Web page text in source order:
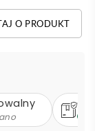
O PRODUKT